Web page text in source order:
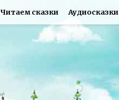
Читаем сказки Аудиосказки